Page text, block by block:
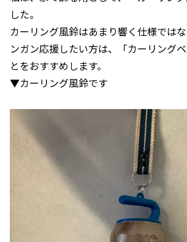
した。
カーリング風鈴はあまり響く仕様では
ンガン応援したい方は、「カーリング
とをおすすめします。
▼カーリング風鈴です